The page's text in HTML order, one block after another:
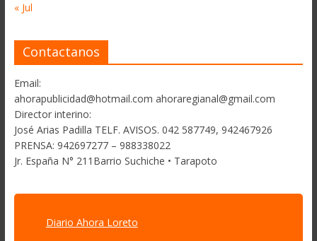
« Jul
Contactanos
Email:
ahorapublicidad@hotmail.com ahoraregianal@gmail.com
Director interino:
José Arias Padilla TELF. AVISOS. 042 587749, 942467926
PRENSA: 942697277 – 988338022
Jr. España N° 211Barrio Suchiche • Tarapoto
Diario Ahora Loreto